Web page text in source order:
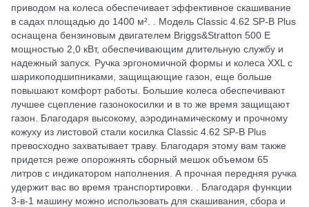
приводом на колеса обеспечивает эффективное скашивание
в садах площадью до 1400 м². . Модель Classic 4.62 SP-B Plus
оснащена бензиновым двигателем Briggs&Stratton 500 E
мощностью 2,0 кВт, обеспечивающим длительную службу и
надежный запуск. Ручка эргономичной формы и колеса XXL с
шарикоподшипниками, защищающие газон, еще больше
повышают комфорт работы. Большие колеса обеспечивают
лучшее сцепление газонокосилки и в то же время защищают
газон. Благодаря высокому, аэродинамическому и прочному
кожуху из листовой стали косилка Classic 4.62 SP-B Plus
превосходно захватывает траву. Благодаря этому вам также
придется реже опорожнять сборный мешок объемом 65
литров с индикатором наполнения. А прочная передняя ручка
удержит вас во время транспортировки. . Благодаря функции
3-в-1 машину можно использовать для скашивания, сбора и